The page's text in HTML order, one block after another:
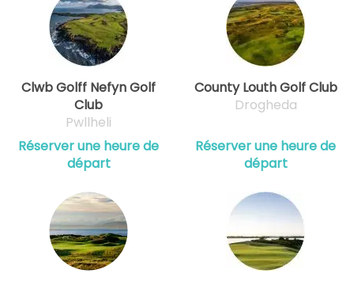
Clwb Golff Nefyn Golf
Club
Pwllheli
Réserver une heure de
départ
County Louth Golf Club
Drogheda
Réserver une heure de
départ